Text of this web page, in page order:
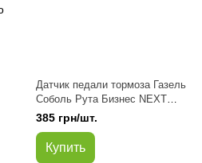
Датчик педали тормоза Газель
Соболь Рута Бизнес NEXT
дв.Evotech 2,7 A274
(заменитель)
385 грн/шт.
Купить